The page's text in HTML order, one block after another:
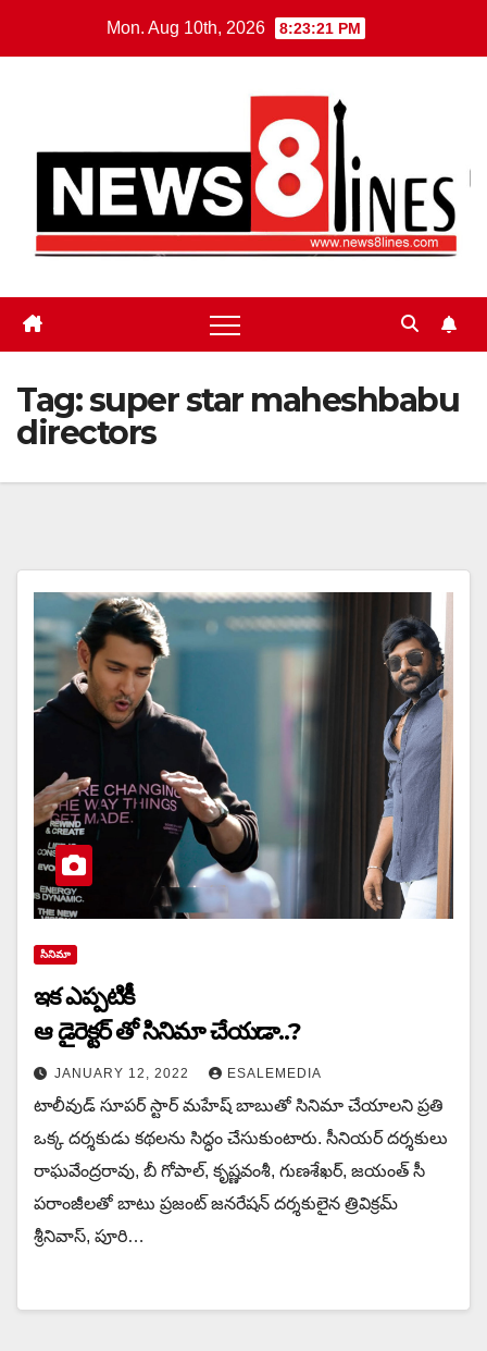
Mon. Aug 10th, 2026 8:23:22 PM
Tag:super star maheshbabu
directors
సినిమా
ఇక ఎప్పటికీ
ఆ డైరెక్టర్ తో సినిమా చేయడా..?
JANUARY 12, 2022 ESALEMEDIA
టాలీవుడ్ సూపర్ స్టార్ మహేష్ బాబుతో సినిమా చేయాలని ప్రతి
ఒక్క దర్శకుడు కథలను సిద్ధం చేసుకుంటారు. సీనియర్ దర్శకులు
రాఘవేంద్రరావు, బీ గోపాల్, కృష్ణవంశీ, గుణశేఖర్, జయంత్ సీ
పరాంజీలతో బాటు ప్రజంట్ జనరేషన్ దర్శకులైన త్రివిక్రమ్
శ్రీనివాస్, పూరి…